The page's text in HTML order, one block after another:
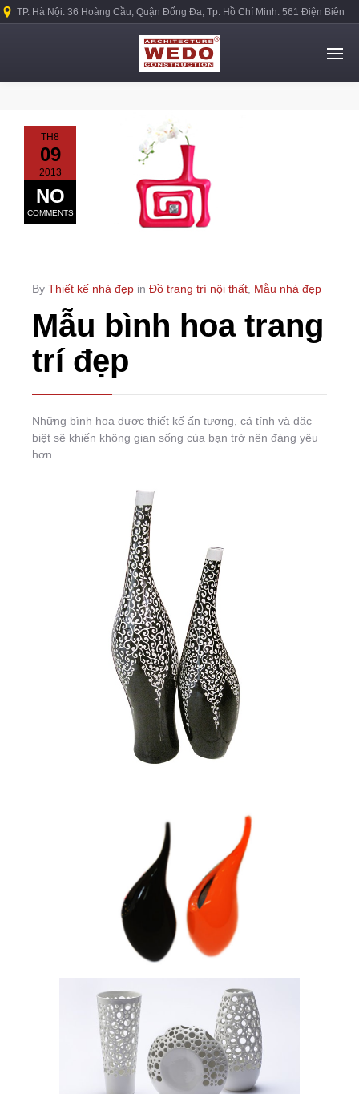
TP. Hà Nội: 36 Hoàng Cầu, Quận Đống Đa; Tp. Hồ Chí Minh: 561 Điện Biên
TH8
09
2013
NO
COMMENTS
By Thiết kế nhà đẹp in Đồ trang trí nội thất Mẫu nhà đẹp
Mẫu bình hoa trang
trí đẹp
Những bình hoa được thiết kế ấn tượng, cá tính và đặc
biệt sẽ khiến không gian sống của bạn trở nên đáng yêu
hơn.